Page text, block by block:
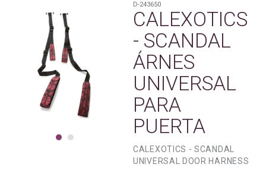
D-243650
CALEXOTICS
- SCANDAL
ÁRNES
UNIVERSAL
PARA
PUERTA
CALEXOTICS - SCANDAL
UNIVERSAL DOOR HARNESS